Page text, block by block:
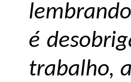
é
trabalho,